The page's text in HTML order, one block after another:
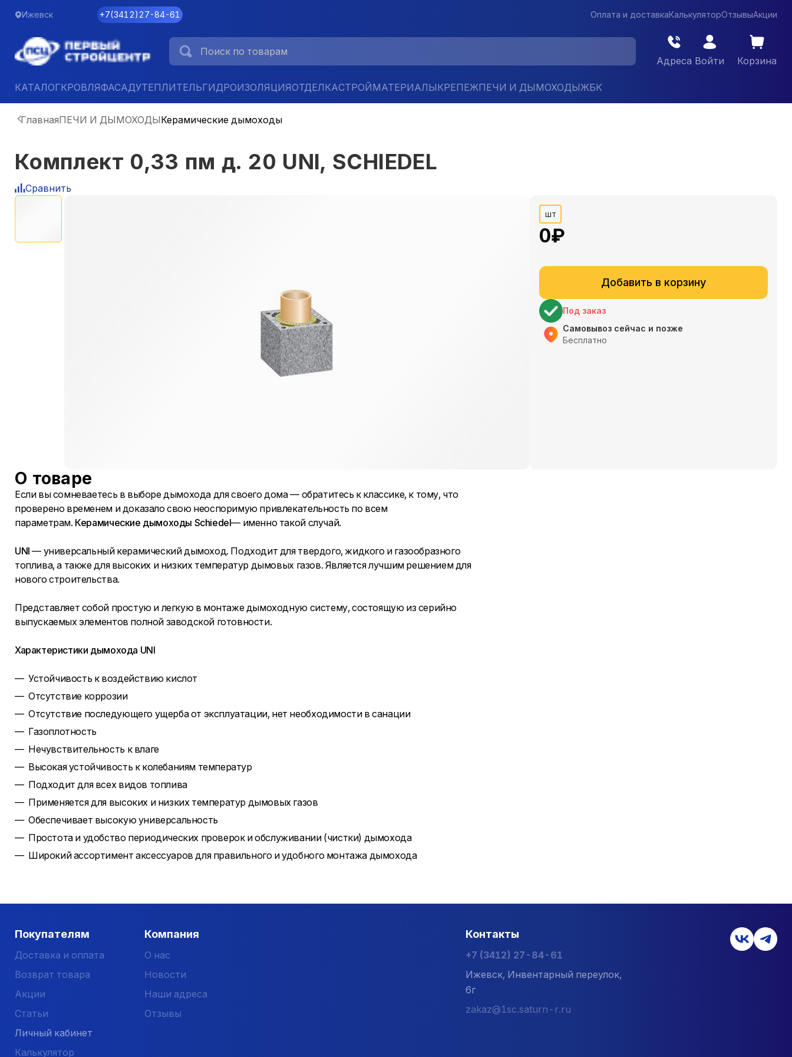
Ижевск +7(3412)27-84-61 Оплата и доставкаКалькуляторОтзывыАкции
Адреса Войти Корзина
КАТАЛОГКРОВЛЯФАСАДУТЕПЛИТЕЛЬГИДРОИЗОЛЯЦИЯОТДЕЛКАСТРОЙМАТЕРИАЛЫКРЕПЕЖПЕЧИ И ДЫМОХОДЫЖБК
ГлавнаяПЕЧИ И ДЫМОХОДЫКерамические дымоходы
Комплект 0,33 пм д. 20 UNI, SCHIEDEL
Сравнить
шт
0₽
Добавить в корзину
Под заказ
Самовывоз сейчас и позже
Бесплатно
О товаре
Если вы сомневаетесь в выборе дымохода для своего дома — обратитесь к классике, к тому, что
проверено временем и доказало свою неоспоримую привлекательность по всем
параметрам. Керамические дымоходы Schiedel— именно такой случай.
UNI — универсальный керамический дымоход. Подходит для твердого, жидкого и газообразного
топлива, а также для высоких и низких температур дымовых газов. Является лучшим решением для
нового строительства.
Представляет собой простую и легкую в монтаже дымоходную систему, состоящую из серийно
выпускаемых элементов полной заводской готовности.
Характеристики дымохода UNI
Устойчивость к воздействию кислот
Отсутствие коррозии
Отсутствие последующего ущерба от эксплуатации, нет необходимости в санации
Газоплотность
Нечувствительность к влаге
Высокая устойчивость к колебаниям температур
Подходит для всех видов топлива
Применяется для высоких и низких температур дымовых газов
Обеспечивает высокую универсальность
Простота и удобство периодических проверок и обслуживании (чистки) дымохода
Широкий ассортимент аксессуаров для правильного и удобного монтажа дымохода
Покупателям
Доставка и оплата
Возврат товара
Акции
Статьи
Личный кабинет
Калькулятор
Компания
О нас
Новости
Наши адреса
Отзывы
Контакты
+7 (3412) 27-84-61
Ижевск, Инвентарный переулок,
6г
zakaz@1sc.saturn-r.ru